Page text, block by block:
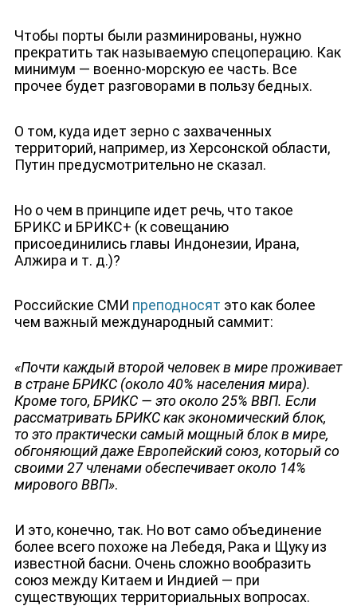
ДЕПУТАТЫ К СЪЕЗДУ
Чтобы порты были разминированы, нужно
прекратить так называемую спецоперацию. Как
минимум — военно-морскую ее часть. Все
прочее будет разговорами в пользу бедных.
О том, куда идет зерно с захваченных
территорий, например, из Херсонской области,
Путин предусмотрительно не сказал.
Но о чем в принципе идет речь, что такое
БРИКС и БРИКС+ (к совещанию
присоединились главы Индонезии, Ирана,
Алжира и т. д.)?
Российские СМИ преподносят это как более
чем важный международный саммит:
«Почти каждый второй человек в мире проживает
в стране БРИКС (около 40% населения мира).
Кроме того, БРИКС — это около 25% ВВП. Если
рассматривать БРИКС как экономический блок,
то это практически самый мощный блок в мире,
обгоняющий даже Европейский союз, который со
своими 27 членами обеспечивает около 14%
мирового ВВП».
И это, конечно, так. Но вот само объединение
более всего похоже на Лебедя, Рака и Щуку из
известной басни. Очень сложно вообразить
союз между Китаем и Индией — при
существующих территориальных вопросах.